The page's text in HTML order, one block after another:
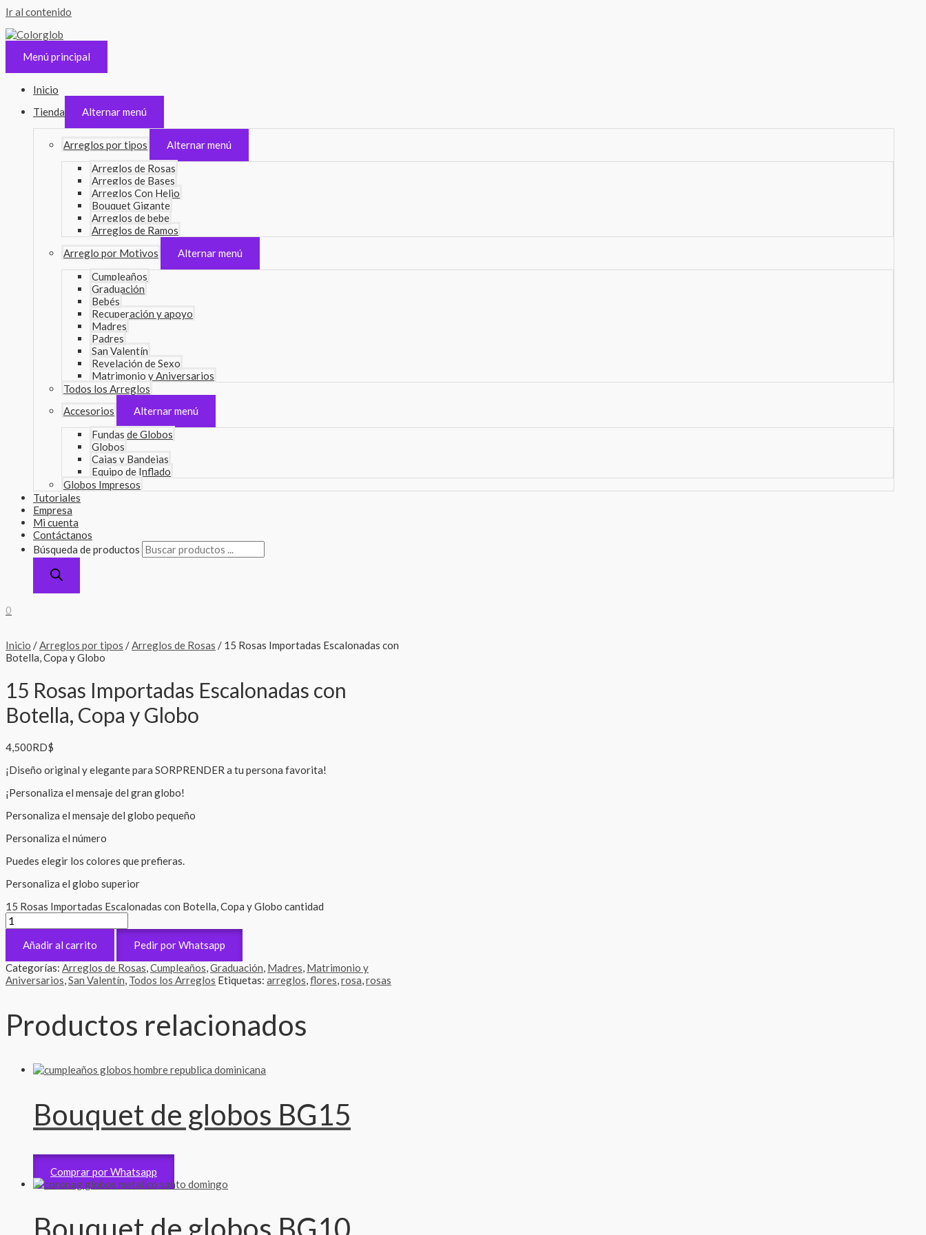
Ir al contenido
Menú principal
Inicio
Tienda
Alternar menú
Arreglos por tipos
Alternar menú
Arreglos de Rosas
Arreglos de Bases
Arreglos Con Helio
Bouquet Gigante
Arreglos de bebe
Arreglos de Ramos
Arreglo por Motivos
Alternar menú
Cumpleaños
Graduación
Bebés
Recuperación y apoyo
Madres
Padres
San Valentín
Revelación de Sexo
Matrimonio y Aniversarios
Todos los Arreglos
Accesorios
Alternar menú
Fundas de Globos
Globos
Cajas y Bandejas
Equipo de Inflado
Globos Impresos
Tutoriales
Empresa
Mi cuenta
Contáctanos
Búsqueda de productos
0
Inicio /Arreglos por tipos /Arreglos de Rosas / 15 Rosas Importadas Escalonadas con
Botella, Copa y Globo
15 Rosas Importadas Escalonadas con
Botella, Copa y Globo
4,500RD$
¡Diseño original y elegante para SORPRENDER a tu persona favorita!
¡Personaliza el mensaje del gran globo!
Personaliza el mensaje del globo pequeño
Personaliza el número
Puedes elegir los colores que prefieras.
Personaliza el globo superior
15 Rosas Importadas Escalonadas con Botella, Copa y Globo cantidad
Añadir al carrito
Pedir por Whatsapp
Categorías: Arreglos de Rosas,Cumpleaños,Graduación, Madres, Matrimonio y
Aniversarios,San Valentín, Todos los Arreglos Etiquetas: arreglos,flores,rosa,rosas
Productos relacionados
Bouquet de globos BG15
Bouquet Gigante5,200RD$
Comprar por Whatsapp